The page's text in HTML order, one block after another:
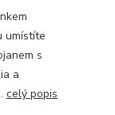
umístíte
s
a
celý popis